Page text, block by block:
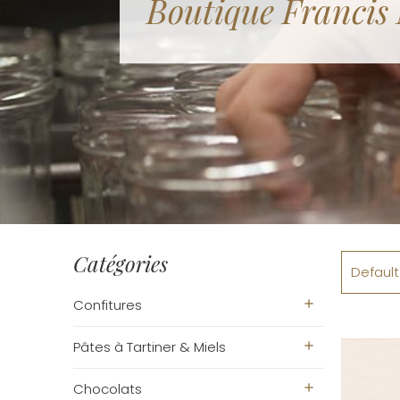
Boutique
Catégories
Confitures add
Pâtes à Tartiner & Miels add
Chocolats add
Default